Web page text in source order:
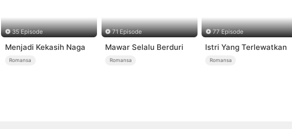
35 Episode
Menjadi Kekasih Naga
Romansa
71 Episode
Mawar Selalu Berduri
Romansa
77 Episode
Istri Yang Terlewatkan
Romansa